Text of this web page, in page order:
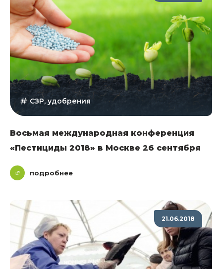
СЗР, удобрения
Восьмая международная конференция
«Пестициды 2018» в Москве 26 сентября
подробнее
21.06.2018